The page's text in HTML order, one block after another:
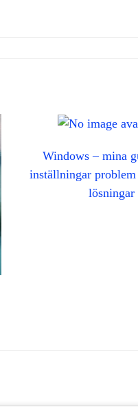
Windows – mina
inställningar problem
lösningar